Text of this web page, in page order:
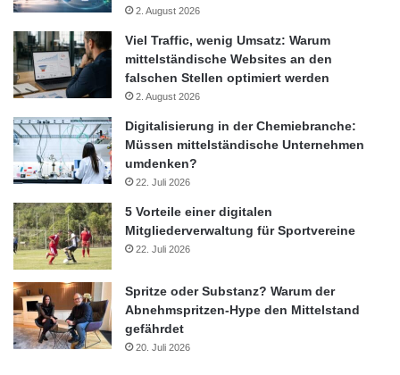
2. August 2026
Viel Traffic, wenig Umsatz: Warum
mittelständische Websites an den
falschen Stellen optimiert werden
2. August 2026
Digitalisierung in der Chemiebranche:
Müssen mittelständische Unternehmen
umdenken?
22. Juli 2026
5 Vorteile einer digitalen
Mitgliederverwaltung für Sportvereine
22. Juli 2026
Spritze oder Substanz? Warum der
Abnehmspritzen-Hype den Mittelstand
gefährdet
20. Juli 2026